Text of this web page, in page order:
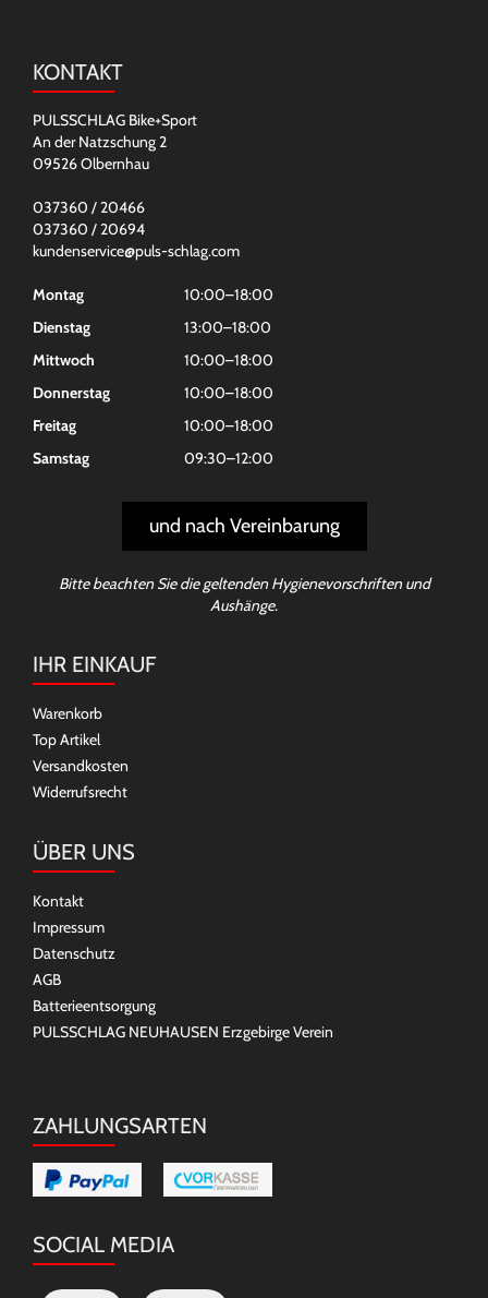
KONTAKT
PULSSCHLAG Bike+Sport
An der Natzschung 2
09526 Olbernhau
037360 / 20466
037360 / 20694
kundenservice@puls-schlag.com
Montag
10:00–18:00
Dienstag
13:00–18:00
Mittwoch
10:00–18:00
Donnerstag
10:00–18:00
Freitag
10:00–18:00
Samstag
09:30–12:00
und nach Vereinbarung
Bitte beachten Sie die geltenden Hygienevorschriften und
Aushänge.
IHR EINKAUF
Warenkorb
Top Artikel
Versandkosten
Widerrufsrecht
ÜBER UNS
Kontakt
Impressum
Datenschutz
AGB
Batterieentsorgung
PULSSCHLAG NEUHAUSEN Erzgebirge Verein
ZAHLUNGSARTEN
SOCIAL MEDIA